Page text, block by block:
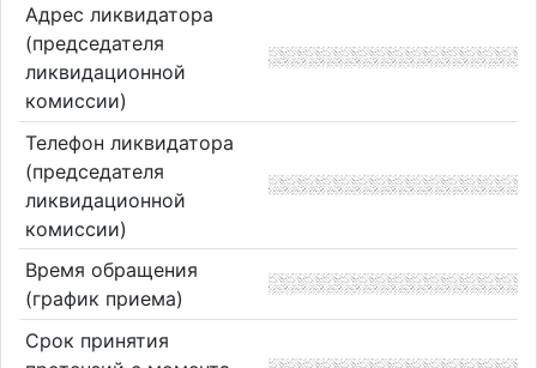
Адрес ликвидатора
(председателя
ликвидационной
комиссии)
Телефон ликвидатора
(председателя
ликвидационной
комиссии)
Время обращения
(график приема)
Срок принятия